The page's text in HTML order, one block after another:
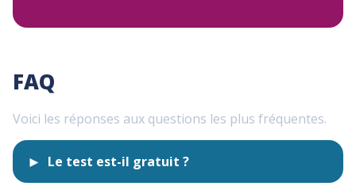
FAQ
Voici les réponses aux questions les plus fréquentes.
Le test est-il gratuit ?